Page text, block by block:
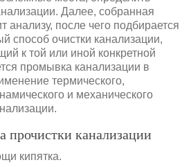
Далее, собранная
после чего подбирается
способ очистки канализации,
к той или иной конкретной
промывка канализации в
термического,
и механического
прочистки канализации
кипятка.